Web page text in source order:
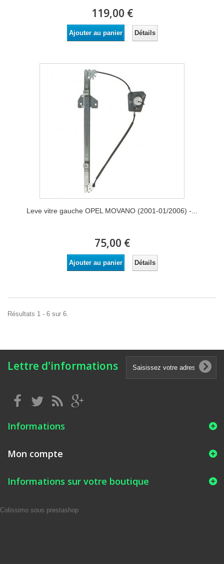
119,00 €
Ajouter au panier Détails
Leve vitre gauche OPEL MOVANO (2001-01/2006) -...
75,00 €
Ajouter au panier Détails
Résultats 1 - 6 sur 6.
Lettre d'informations
Informations
Mon compte
Informations sur votre boutique
Colissimo sous prestashop